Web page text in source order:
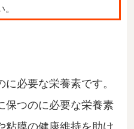
必要な栄養素です。
保つのに必要な栄養素
粘膜の健康維持を助け